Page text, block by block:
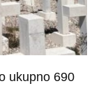
ukupno 690